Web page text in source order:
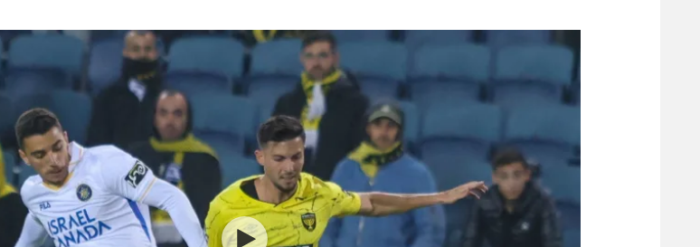
תקנון עבור פעילות ספורט 1 – "מרלן"
גיימינג E-Sports
תנאי שימוש
הפועל תל אביב
הפועל חיפה
הפועל באר שבע
מכבי נתניה
בני יהודה
ליגה סינית
ליגה ברזילאית
ליגות נוספות